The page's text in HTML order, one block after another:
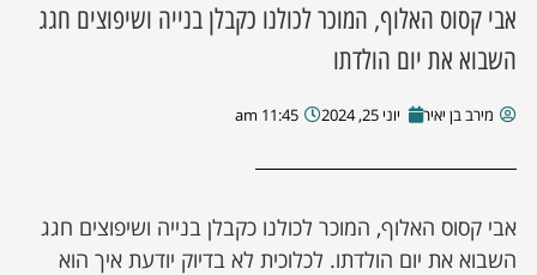
אבי קסוס האלוף, המוכר לכולנו כקבלן בנייה ושיפוצים חגג
השבוא את יום הולדתו
מירב בן יאיר יוני 25, 2024 11:45 am
אבי קסוס האלוף, המוכר לכולנו כקבלן בנייה ושיפוצים חגג
השבוא את יום הולדתו. לכלוכית לא בדיוק יודעת איך הוא